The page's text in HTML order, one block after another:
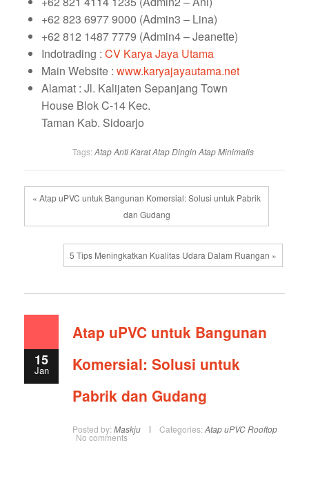
+62 823 6977 9000 (Admin3 – Lina)
+62 812 1487 7779 (Admin4 – Jeanette)
Indotrading : CV Karya Jaya Utama
Main Website : www.karyajayautama.net
Alamat : Jl. Kalijaten Sepanjang Town
House Blok C-14 Kec.
Taman Kab. Sidoarjo
Tags: Atap Anti KaratAtap DinginAtap Minimalis
« Atap uPVC untuk Bangunan Komersial: Solusi untuk Pabrik
dan Gudang
5 Tips Meningkatkan Kualitas Udara Dalam Ruangan »
15
Jan
Atap uPVC untuk Bangunan
Komersial: Solusi untuk
Pabrik dan Gudang
Posted by: Maskju Categories: Atap uPVC Rooftop
No comments